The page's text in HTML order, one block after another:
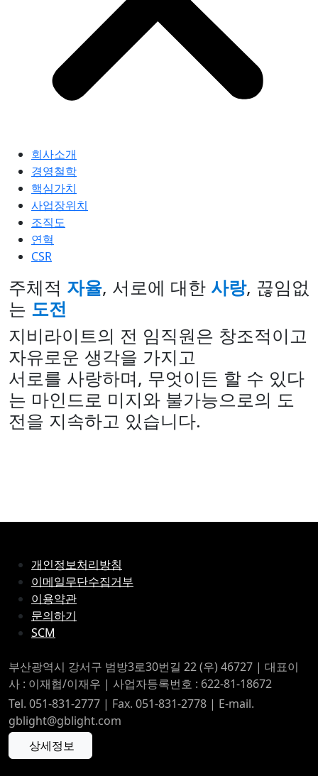
회사소개
경영철학
핵심가치
사업장위치
조직도
연혁
CSR
주체적 자율, 서로에 대한 사랑, 끊임없
는 도전
지비라이트의 전 임직원은 창조적이고
자유로운 생각을 가지고
서로를 사랑하며, 무엇이든 할 수 있다
는 마인드로 미지와 불가능으로의 도
전을 지속하고 있습니다.
개인정보처리방침
이메일무단수집거부
이용약관
문의하기
SCM
부산광역시 강서구 범방3로30번길 22 (우) 46727 | 대표이
사 : 이재협/이재우 | 사업자등록번호 : 622-81-18672
Tel. 051-831-2777 | Fax. 051-831-2778 | E-mail.
gblight@gblight.com
상세정보